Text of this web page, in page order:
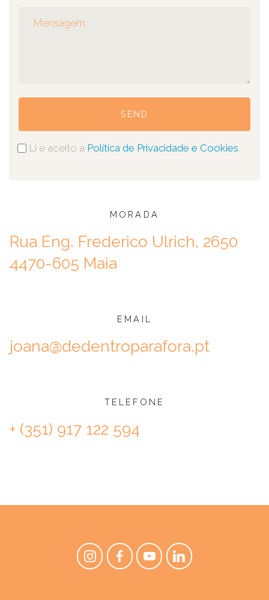
SEND
Li e aceito a Política de Privacidade e Cookies.
MORADA
Rua Eng. Frederico Ulrich, 2650
4470-605 Maia
EMAIL
joana@dedentroparafora.pt
TELEFONE
+ (351) 917 122 594